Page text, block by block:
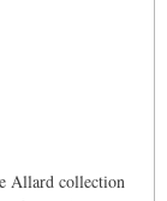
Allard collection